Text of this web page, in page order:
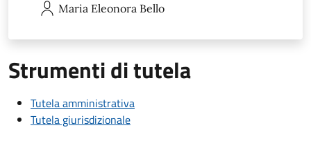
Maria Eleonora Bello
Strumenti di tutela
Tutela amministrativa
Tutela giurisdizionale